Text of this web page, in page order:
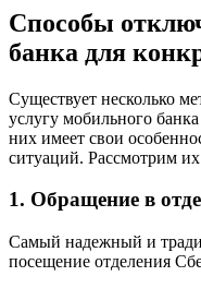
Способы
банка для
Существует несколько
услугу мобильного
них имеет свои
ситуаций. Рассмотрим
1. Обращение в
Самый надежный и
посещение отделения